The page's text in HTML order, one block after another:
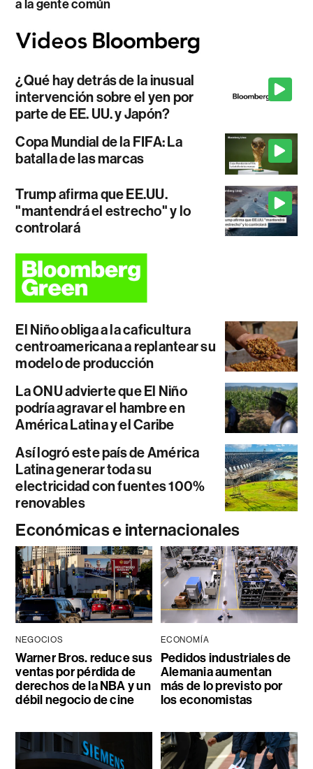
a la gente común
¿Qué hay detrás de la inusual
intervención sobre el yen por
parte de EE. UU. y Japón?
Copa Mundial de la FIFA: La
batalla de las marcas
Trump afirma que EE.UU.
"mantendrá el estrecho" y lo
controlará
El Niño obliga a la caficultura
centroamericana a replantear su
modelo de producción
La ONU advierte que El Niño
podría agravar el hambre en
América Latina y el Caribe
Así logró este país de América
Latina generar toda su
electricidad con fuentes 100%
renovables
Económicas e internacionales
NEGOCIOS
Warner Bros. reduce sus
ventas por pérdida de
derechos de la NBA y un
débil negocio de cine
ECONOMÍA
Pedidos industriales de
Alemania aumentan
más de lo previsto por
los economistas